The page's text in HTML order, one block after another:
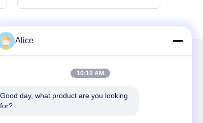
Alice
10:10 AM
Good day, what product are you looking
for?